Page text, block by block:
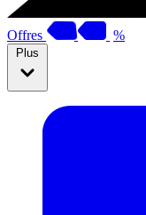
Offres %
Plus